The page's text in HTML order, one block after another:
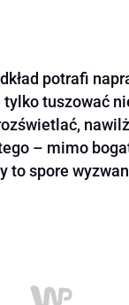
potrafi
tuszować
– mimo
to spore